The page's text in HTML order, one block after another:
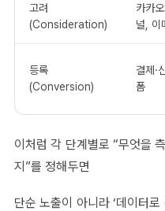
고려
(Consideration)
카카
널, 이
등록
(Conversion)
결제·
폼
이처럼 각 단계별로 “무엇을
지”를 정해두면
단순 노출이 아니라 ‘데이터